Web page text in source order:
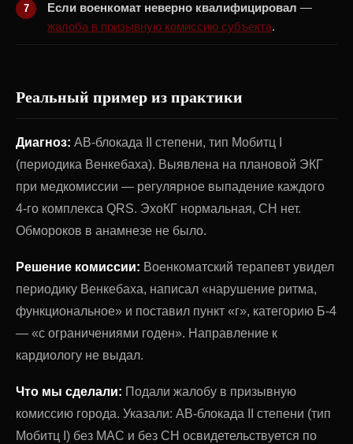
Если военкомат неверно квалифицировал —
жалоба в призывную комиссию субъекта.
Реальный пример из практики
Диагноз: АВ-блокада II степени, тип Мобитц I
(периодика Венкебаха). Выявлена на плановой ЭКГ
при медкомиссии — регулярное выпадение каждого
4-го комплекса QRS. ЭхоКГ нормальная, СН нет.
Обмороков в анамнезе не было.
Решение комиссии: Военкоматский терапевт увидел
периодику Венкебаха, написал «нарушение ритма,
функциональное» и поставил пункт «г», категорию Б-4
— «с ограничениями годен». Направление к
кардиологу не выдал.
Что мы сделали: Подали жалобу в призывную
комиссию города. Указали: АВ-блокада II степени (тип
Мобитц I) без МАС и без СН освидетельствуется по